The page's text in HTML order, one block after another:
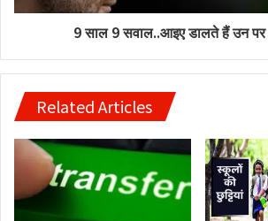
9 साल 9 सवाल..आइए डालते हैं उन
Related Articles